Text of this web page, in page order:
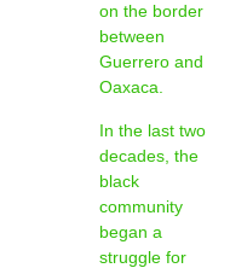
on the border
between
Guerrero and
Oaxaca.
In the last two
decades, the
black
community
began a
struggle for